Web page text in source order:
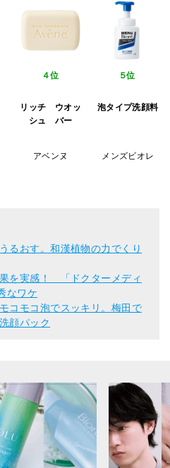
４位 ５位
リッチ ウオッ
シュ バー
泡タイプ洗顔料
アベンヌ メンズビオレ
るおす。和漢植物の力でくり
を実感！ 「ドクターメディ
なワケ
コモコ泡でスッキリ。梅田で
顔パック